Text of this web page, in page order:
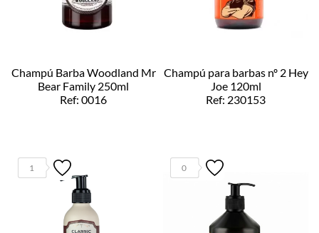
Champú Barba Woodland Mr
Bear Family 250ml
Ref: 0016
Champú para barbas nº 2 Hey
Joe 120ml
Ref: 230153
1 0